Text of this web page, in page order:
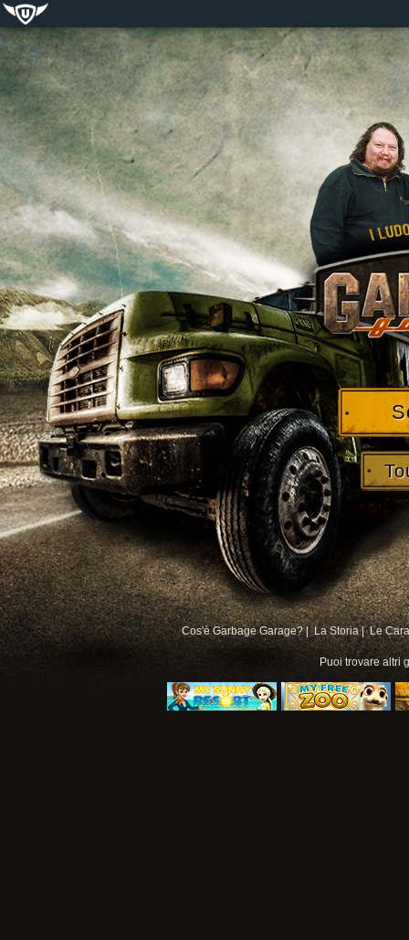
Cos'è Garbage Garage? | La Storia | Le
Puoi trovare altri